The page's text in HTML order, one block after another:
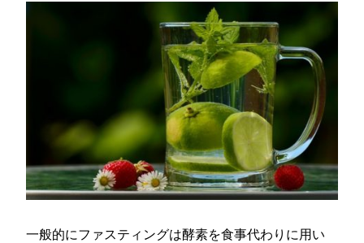
一般的にファスティングは酵素を食事代わりに用い